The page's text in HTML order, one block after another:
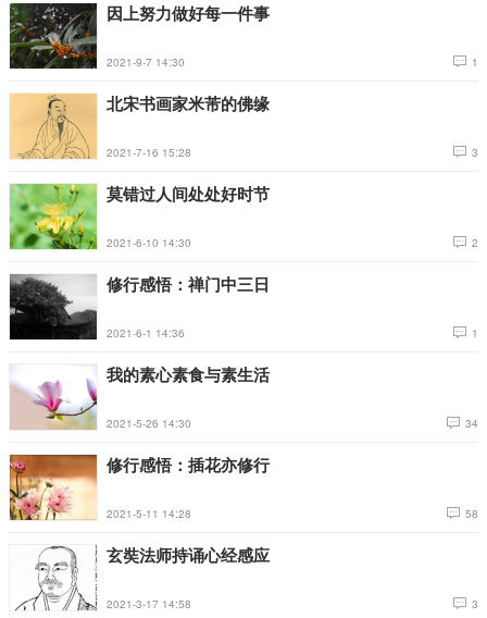
因上努力做好每一件事
2021-9-7 14:30 1
北宋书画家米芾的佛缘
2021-7-16 15:28 3
莫错过人间处处好时节
2021-6-10 14:30 2
修行感悟：禅门中三日
2021-6-1 14:36 1
我的素心素食与素生活
2021-5-26 14:30 34
修行感悟：插花亦修行
2021-5-11 14:28 58
玄奘法师持诵心经感应
2021-3-17 14:58 3